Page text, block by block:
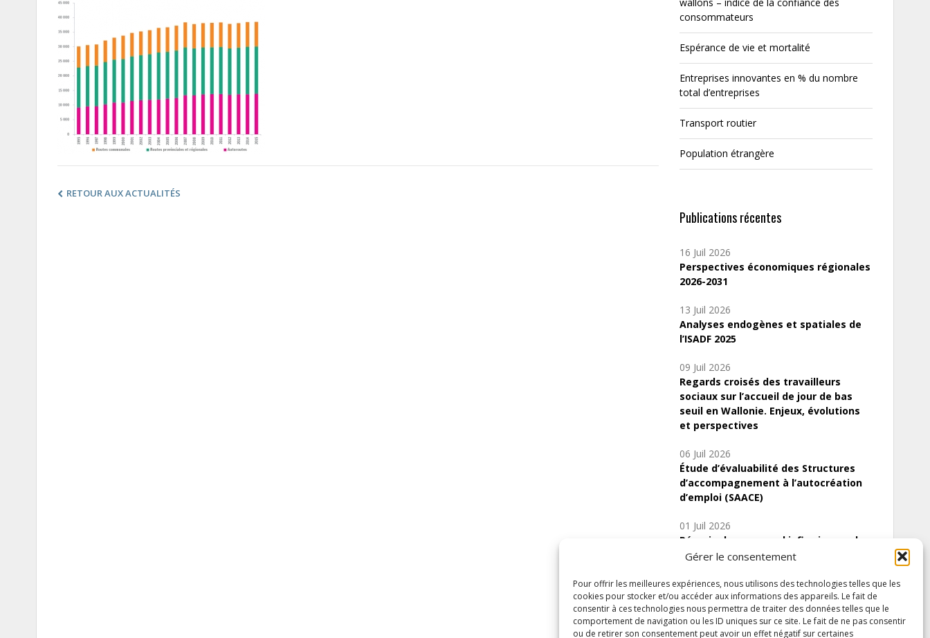
Gérer le consentement
Pour offrir les meilleures expériences, nous utilisons des technologies telles que les
cookies pour stocker et/ou accéder aux informations des appareils. Le fait de
consentir à ces technologies nous permettra de traiter des données telles que le
comportement de navigation ou les ID uniques sur ce site. Le fait de ne pas consentir
ou de retirer son consentement peut avoir un effet négatif sur certaines
RETOUR AUX ACTUALITÉS
consommateurs
Espérance de vie et mortalité
Entreprises innovantes en % du nombre
total d’entreprises
Transport routier
Population étrangère
Publications récentes
16 Juil 2026
Perspectives économiques régionales
2026-2031
13 Juil 2026
Analyses endogènes et spatiales de
l’ISADF 2025
09 Juil 2026
Regards croisés des travailleurs
sociaux sur l’accueil de jour de bas
seuil en Wallonie. Enjeux, évolutions
et perspectives
06 Juil 2026
Étude d’évaluabilité des Structures
d’accompagnement à l’autocréation
d’emploi (SAACE)
01 Juil 2026
Pénurie du personnel infirmier :quels
indicateurs d’offre de soins pour
Inscrivez-vous à notre newsletter